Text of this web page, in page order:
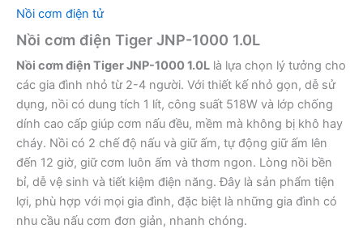
Nồi cơm điện tử
Nồi cơm điện Tiger JNP-1000 1.0L
Nồi cơm điện Tiger JNP-1000 1.0L là lựa chọn lý tưởng cho
các gia đình nhỏ từ 2-4 người. Với thiết kế nhỏ gọn, dễ sử
dụng, nồi có dung tích 1 lít, công suất 518W và lớp chống
dính cao cấp giúp cơm nấu đều, mềm mà không bị khô hay
cháy. Nồi có 2 chế độ nấu và giữ ấm, tự động giữ ấm lên
đến 12 giờ, giữ cơm luôn ấm và thơm ngon. Lòng nồi bền
bỉ, dễ vệ sinh và tiết kiệm điện năng. Đây là sản phẩm tiện
lợi, phù hợp với mọi gia đình, đặc biệt là những gia đình có
nhu cầu nấu cơm đơn giản, nhanh chóng.